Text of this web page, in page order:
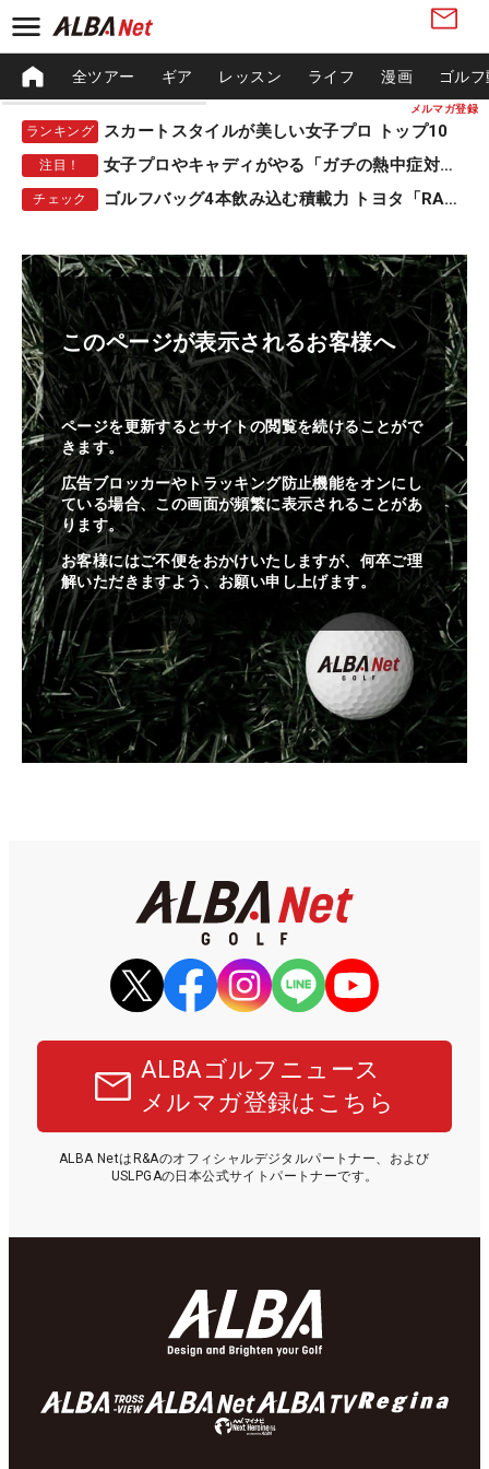
メルマガ登録
全ツアー ギア レッスン ライフ 漫画 ゴル
ランキング スカートスタイルが美しい女子プロ トップ10
注目！ 女子プロやキャディがやる「ガチの熱中症対策」
チェック ゴルフバッグ4本飲み込む積載力 トヨタ「RAV4」
このページが表示されるお客様へ
ページを更新するとサイトの閲覧を続けることがで
きます。
広告ブロッカーやトラッキング防止機能をオンにし
ている場合、この画面が頻繁に表示されることがあ
ります。
お客様にはご不便をおかけいたしますが、何卒ご理
解いただきますよう、お願い申し上げます。
ALBAゴルフニュース
メルマガ登録はこちら
ALBA NetはR&Aのオフィシャルデジタルパートナー、および
USLPGAの日本公式サイトパートナーです。